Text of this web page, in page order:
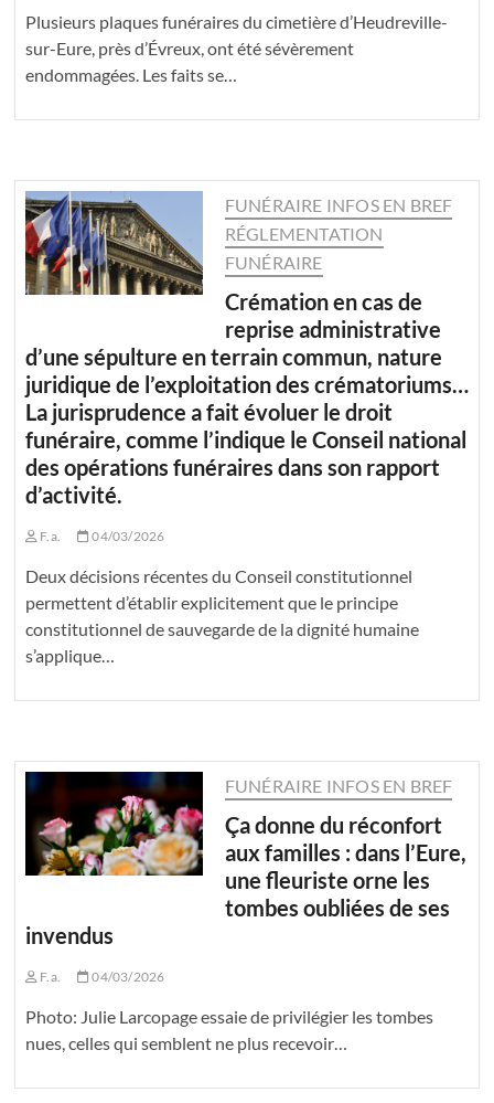
Plusieurs plaques funéraires du cimetière d’Heudreville-
sur-Eure, près d’Évreux, ont été sévèrement
endommagées. Les faits se…
FUNÉRAIRE INFOS EN BREF
RÉGLEMENTATION
FUNÉRAIRE
Crémation en cas de
reprise administrative
d’une sépulture en terrain commun, nature
juridique de l’exploitation des crématoriums…
La jurisprudence a fait évoluer le droit
funéraire, comme l’indique le Conseil national
des opérations funéraires dans son rapport
d’activité.
F.a. 04/03/2026
Deux décisions récentes du Conseil constitutionnel
permettent d’établir explicitement que le principe
constitutionnel de sauvegarde de la dignité humaine
s’applique…
FUNÉRAIRE INFOS EN BREF
Ça donne du réconfort
aux familles : dans l’Eure,
une fleuriste orne les
tombes oubliées de ses
invendus
F.a. 04/03/2026
Photo: Julie Larcopage essaie de privilégier les tombes
nues, celles qui semblent ne plus recevoir…